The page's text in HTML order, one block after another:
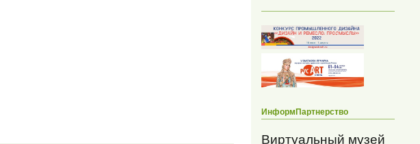
ИнформПартнерство
Виртуальный музей